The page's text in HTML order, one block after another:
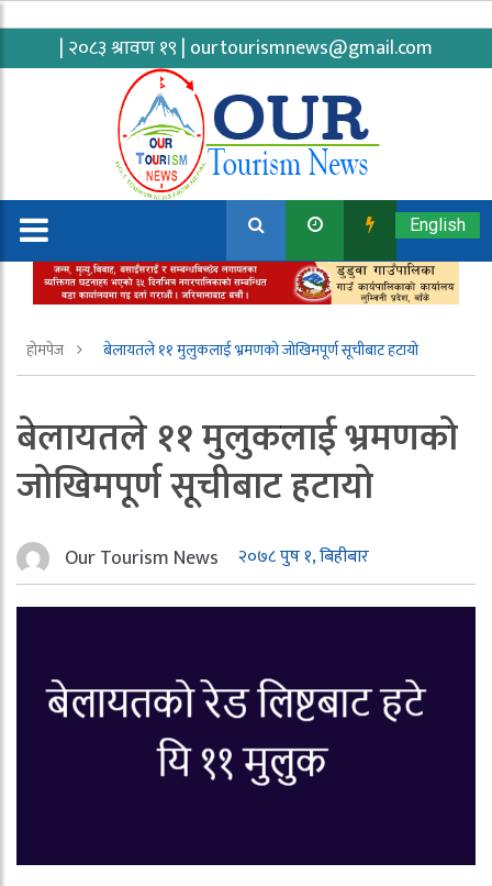
| २०८३ श्रावण १९ | ourtourismnews@gmail.com
English
होमपेज बेलायतले ११ मुलुकलाई भ्रमणको जोखिमपूर्ण सूचीबाट हटायो
बेलायतले ११ मुलुकलाई भ्रमणको
जोखिमपूर्ण सूचीबाट हटायो
Our Tourism News २०७८ पुष १, बिहीबार